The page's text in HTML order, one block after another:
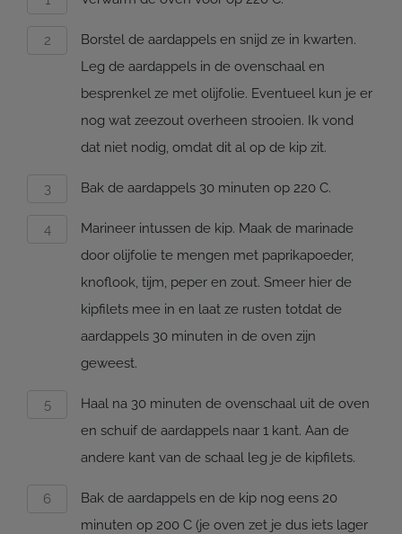
Borstel de aardappels en snijd ze in kwarten.
Leg de aardappels in de ovenschaal en
besprenkel ze met olijfolie. Eventueel kun je er
nog wat zeezout overheen strooien. Ik vond
dat niet nodig, omdat dit al op de kip zit.
Bak de aardappels 30 minuten op 220 C.
Marineer intussen de kip. Maak de marinade
door olijfolie te mengen met paprikapoeder,
knoflook, tijm, peper en zout. Smeer hier de
kipfilets mee in en laat ze rusten totdat de
aardappels 30 minuten in de oven zijn
geweest.
Haal na 30 minuten de ovenschaal uit de oven
en schuif de aardappels naar 1 kant. Aan de
andere kant van de schaal leg je de kipfilets.
Bak de aardappels en de kip nog eens 20
minuten op 200 C (je oven zet je dus iets lager